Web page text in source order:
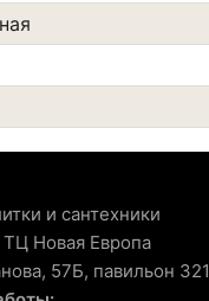
и сантехники
ТЦ Новая Европа
57Б, павильон 321